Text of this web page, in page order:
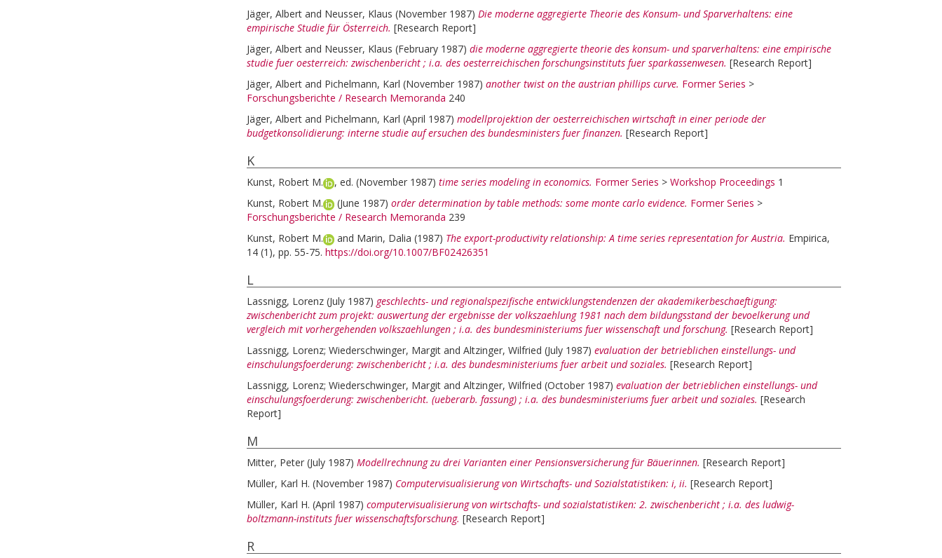
Jäger, Albert and Neusser, Klaus (November 1987) Die moderne aggregierte Theorie des Konsum- und Sparverhaltens: eine
empirische Studie für Österreich. [Research Report]
Jäger, Albert and Neusser, Klaus (February 1987) die moderne aggregierte theorie des konsum- und sparverhaltens: eine empirische
studie fuer oesterreich: zwischenbericht ; i.a. des oesterreichischen forschungsinstituts fuer sparkassenwesen. [Research Report]
Jäger, Albert and Pichelmann, Karl (November 1987) another twist on the austrian phillips curve. Former Series >
Forschungsberichte / Research Memoranda 240
Jäger, Albert and Pichelmann, Karl (April 1987) modellprojektion der oesterreichischen wirtschaft in einer periode der
budgetkonsolidierung: interne studie auf ersuchen des bundesministers fuer finanzen. [Research Report]
K
Kunst, Robert M. , ed. (November 1987) time series modeling in economics. Former Series > Workshop Proceedings 1
Kunst, Robert M.
(June 1987) order determination by table methods: some monte carlo evidence. Former Series >
Forschungsberichte / Research Memoranda 239
Kunst, Robert M.
and Marin, Dalia (1987) The export-productivity relationship: A time series representation for Austria. Empirica,
14 (1), pp. 55-75. https://doi.org/10.1007/BF02426351
L
Lassnigg, Lorenz (July 1987) geschlechts- und regionalspezifische entwicklungstendenzen der akademikerbeschaeftigung:
zwischenbericht zum projekt: auswertung der ergebnisse der volkszaehlung 1981 nach dem bildungsstand der bevoelkerung und
vergleich mit vorhergehenden volkszaehlungen ; i.a. des bundesministeriums fuer wissenschaft und forschung. [Research Report]
Lassnigg, Lorenz; Wiederschwinger, Margit and Altzinger, Wilfried (July 1987) evaluation der betrieblichen einstellungs- und
einschulungsfoerderung: zwischenbericht ; i.a. des bundesministeriums fuer arbeit und soziales. [Research Report]
Lassnigg, Lorenz; Wiederschwinger, Margit and Altzinger, Wilfried (October 1987) evaluation der betrieblichen einstellungs- und
einschulungsfoerderung: zwischenbericht. (ueberarb. fassung) ; i.a. des bundesministeriums fuer arbeit und soziales. [Research
Report]
M
Mitter, Peter (July 1987) Modellrechnung zu drei Varianten einer Pensionsversicherung für Bäuerinnen. [Research Report]
Müller, Karl H. (November 1987) Computervisualisierung von Wirtschafts- und Sozialstatistiken: i, ii. [Research Report]
Müller, Karl H. (April 1987) computervisualisierung von wirtschafts- und sozialstatistiken: 2. zwischenbericht ; i.a. des ludwig-
boltzmann-instituts fuer wissenschaftsforschung. [Research Report]
R